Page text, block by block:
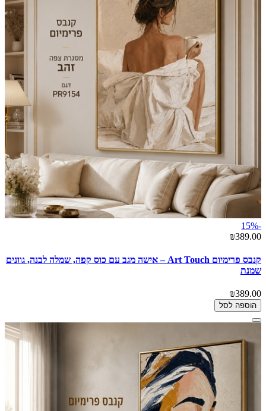
-15%
₪389.00
קנבס פרימיום Art Touch – אישה מגב עם כוס קפה, שמלה לבנה, גוונים
שמנת
₪389.00
הוספה לסל